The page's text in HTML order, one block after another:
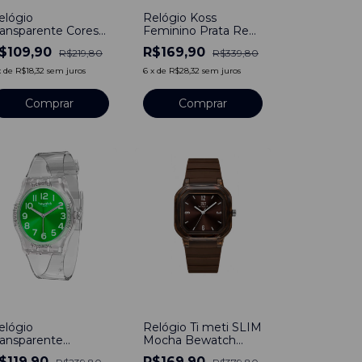
Cores
Colors
R$219,80
de R$18,32 sem juros
Relógio Koss
Feminino Prata Red
Falésia
R$169,90 R$339,80
6 x de R$28,32 sem juros
Clear
Relógio Ti meti SLIM
Mocha Bewatch
Marrom